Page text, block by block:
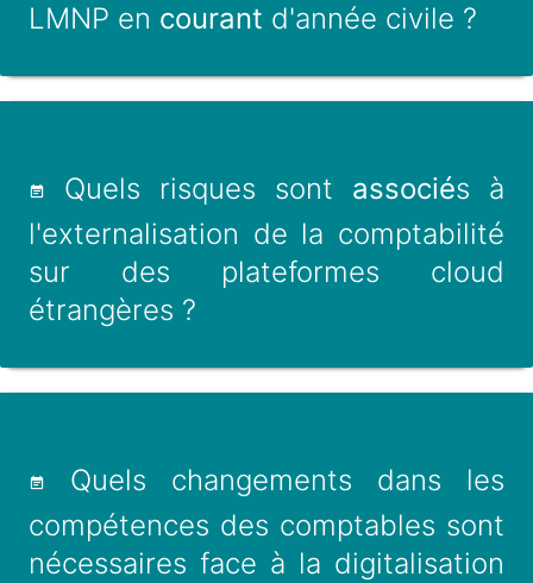
LMNP en courant d'année civile ?
Quels risques sont associés à
l'externalisation de la comptabilité
sur des plateformes cloud
étrangères ?
Quels changements dans les
compétences des comptables sont
nécessaires face à la digitalisation